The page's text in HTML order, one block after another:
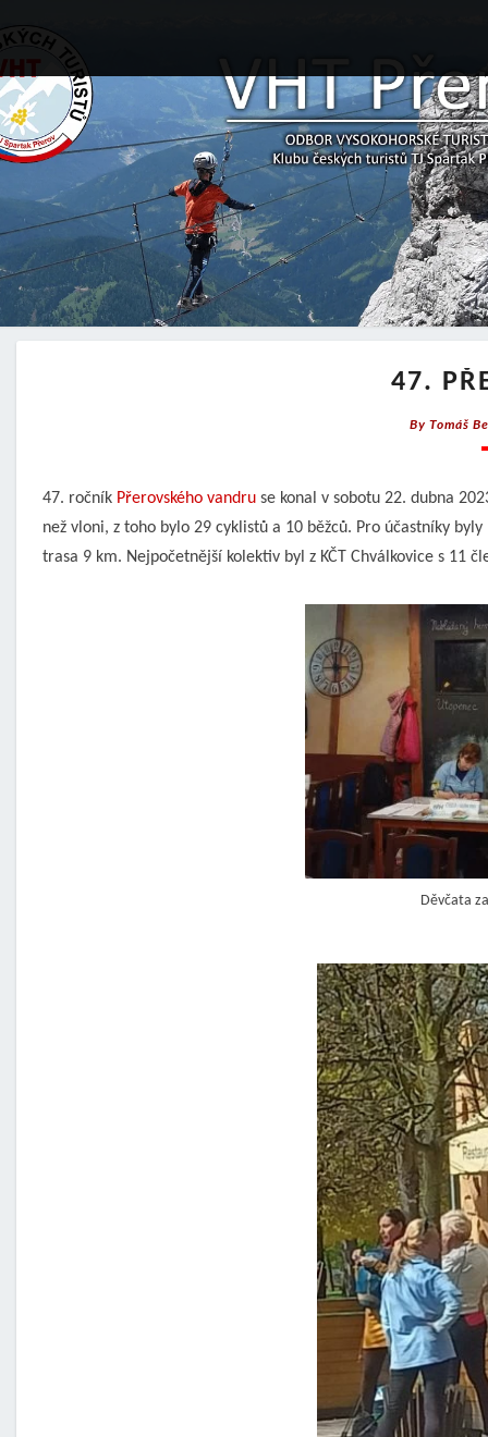
47.
By Tomáš
47. ročník Přerovského vandru se konal v sobotu 22. dubna
než vloni, z toho bylo 29 cyklistů a 10 běžců. Pro účastníky
trasa 9 km. Nejpočetnější kolektiv byl z KČT Chválkovice s 11
Děvčata